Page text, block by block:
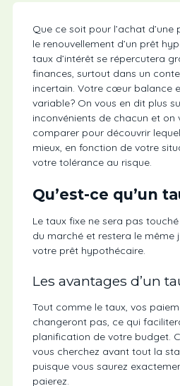
Que ce soit pour l’achat
le renouvellement d’un prêt
taux d’intérêt se répercutera
finances, surtout dans un
incertain. Votre cœur balance
variable? On vous en dit plus
inconvénients de chacun et on
comparer pour découvrir
mieux, en fonction de votre
votre tolérance au risque.
Qu’est-ce qu’un
Le taux fixe ne sera pas
du marché et restera le même
votre prêt hypothécaire.
Les avantages d’un
Tout comme le taux, vos
changeront pas, ce qui
planification de votre budget.
vous cherchez avant tout la
puisque vous saurez
paierez.